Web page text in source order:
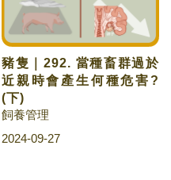
豬隻｜292. 當種畜群過於
近親時會產生何種危害?
(下)
飼養管理
2024-09-27